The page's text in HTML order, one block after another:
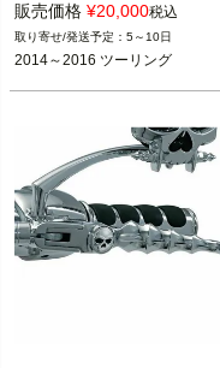
2014～2016 ツーリング FLHX
※油圧クラッチ車
※FLHR/Cは不可
kuryakyn（クリアキン）
販売価格 ¥20,000税込
5～10日
2014～2016 ツーリング